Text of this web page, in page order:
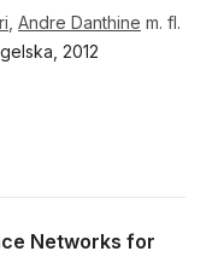
Andre Danthine m. fl.
2012
Networks for